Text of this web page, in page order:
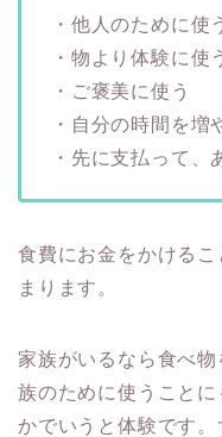
・他人のために使
・物より体験に使
・ご褒美に使う
・自分の時間を増
・先に支払って、
食費にお金をかける
まります。
家族がいるなら食べ
族のために使うこと
かでいうと体験です